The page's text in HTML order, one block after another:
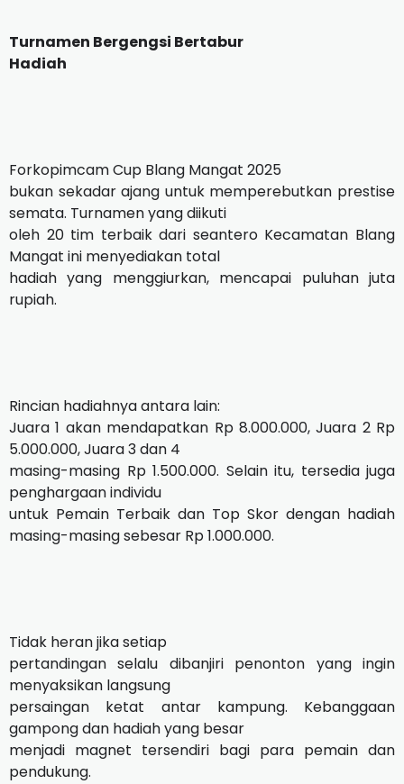
Turnamen Bergengsi Bertabur
Hadiah
Forkopimcam Cup Blang Mangat 2025
bukan sekadar ajang untuk memperebutkan prestise
semata. Turnamen yang diikuti
oleh 20 tim terbaik dari seantero Kecamatan Blang
Mangat ini menyediakan total
hadiah yang menggiurkan, mencapai puluhan juta
rupiah.
Rincian hadiahnya antara lain:
Juara 1 akan mendapatkan Rp 8.000.000, Juara 2 Rp
5.000.000, Juara 3 dan 4
masing-masing Rp 1.500.000. Selain itu, tersedia juga
penghargaan individu
untuk Pemain Terbaik dan Top Skor dengan hadiah
masing-masing sebesar Rp 1.000.000.
Tidak heran jika setiap
pertandingan selalu dibanjiri penonton yang ingin
menyaksikan langsung
persaingan ketat antar kampung. Kebanggaan
gampong dan hadiah yang besar
menjadi magnet tersendiri bagi para pemain dan
pendukung.